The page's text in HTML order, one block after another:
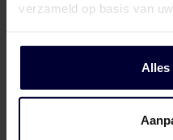
verzameld op basis van
Alles